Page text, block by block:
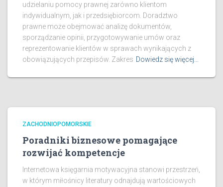
udzielaniu pomocy prawnej zarówno klientom
indywidualnym, jak i przedsiębiorcom. Doradztwo
prawne może obejmować analizę dokumentów,
sporządzanie opinii, przygotowywanie umów oraz
reprezentowanie klientów w sprawach wynikających z
obowiązujących przepisów. Zakres Dowiedz się więcej…
ZACHODNIOPOMORSKIE
Poradniki biznesowe pomagające
rozwijać kompetencje
Internetowa księgarnia motywacyjna stanowi przestrzeń,
w którym miłośnicy literatury odnajdują wartościowych